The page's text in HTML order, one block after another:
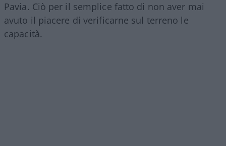
Pavia. Ciò per il semplice fatto di non aver mai
avuto il piacere di verificarne sul terreno le
capacità.